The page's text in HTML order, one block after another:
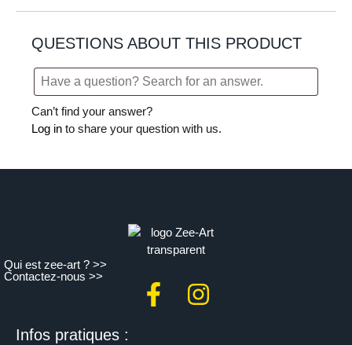
QUESTIONS ABOUT THIS PRODUCT
Can’t find your answer?
Log in to share your question with us.
Qui est zee-art ? >>
Contactez-nous >>
Infos pratiques :